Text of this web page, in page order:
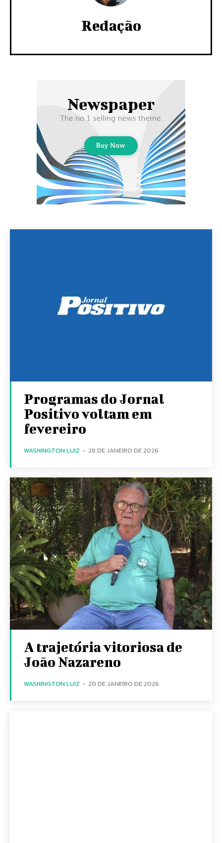
Redação
Programas do Jornal
Positivo voltam em
fevereiro
WASHINGTON LUIZ - 28 DE JANEIRO DE 2026
A trajetória vitoriosa de
João Nazareno
WASHINGTON LUIZ - 20 DE JANEIRO DE 2026